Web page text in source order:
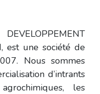
est une société de
Nous sommes
d’intrants
les